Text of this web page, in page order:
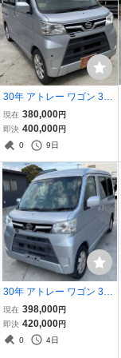
30年 アトレー ワゴン 320
後期 4WD 検9年12月 ベッ
ド スローパー SA3 キャン
ピング 車中泊 福祉車両 車
いす移動車 トランポ ハイ
ゼット
現在 380,000円
即決 400,000円
0
9日
30年 アトレー ワゴン 320
後期 スローパー シルバー
福祉車両 車いす移動車 ト
ランポ バイク ハイゼット
現在 398,000円
即決 420,000円
0
4日